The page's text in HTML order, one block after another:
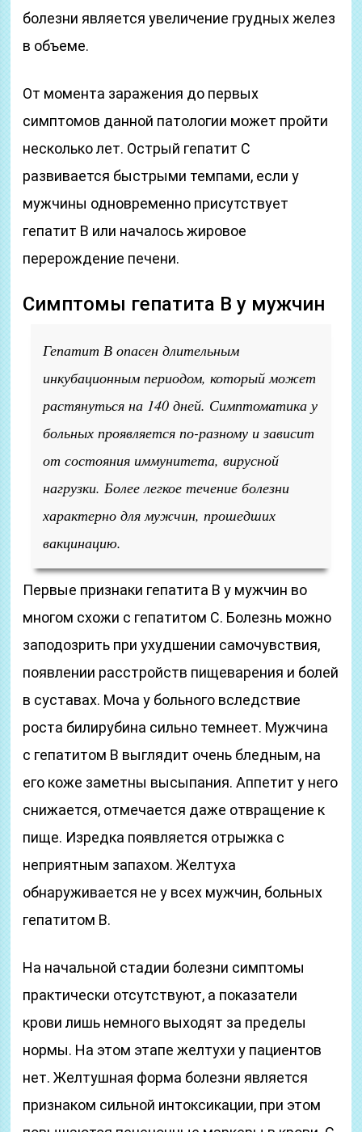
болезни является увеличение грудных желез
в объеме.
От момента заражения до первых
симптомов данной патологии может пройти
несколько лет. Острый гепатит С
развивается быстрыми темпами, если у
мужчины одновременно присутствует
гепатит В или началось жировое
перерождение печени.
Симптомы гепатита В у мужчин
Гепатит В опасен длительным
инкубационным периодом, который может
растянуться на 140 дней. Симптоматика у
больных проявляется по-разному и зависит
от состояния иммунитета, вирусной
нагрузки. Более легкое течение болезни
характерно для мужчин, прошедших
вакцинацию.
Первые признаки гепатита В у мужчин во
многом схожи с гепатитом С. Болезнь можно
заподозрить при ухудшении самочувствия,
появлении расстройств пищеварения и болей
в суставах. Моча у больного вследствие
роста билирубина сильно темнеет. Мужчина
с гепатитом В выглядит очень бледным, на
его коже заметны высыпания. Аппетит у него
снижается, отмечается даже отвращение к
пище. Изредка появляется отрыжка с
неприятным запахом. Желтуха
обнаруживается не у всех мужчин, больных
гепатитом В.
На начальной стадии болезни симптомы
практически отсутствуют, а показатели
крови лишь немного выходят за пределы
нормы. На этом этапе желтухи у пациентов
нет. Желтушная форма болезни является
признаком сильной интоксикации, при этом